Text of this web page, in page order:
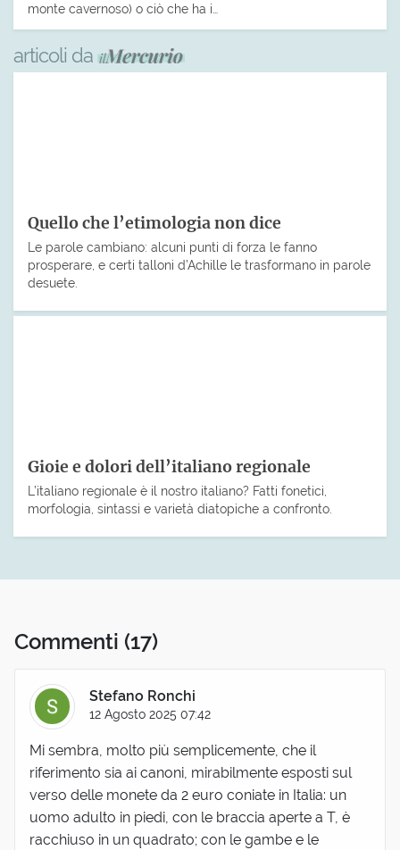
monte cavernoso) o ciò che ha i…
articoli da
Quello che l’etimologia non dice
Le parole cambiano: alcuni punti di forza le fanno
prosperare, e certi talloni d’Achille le trasformano in parole
desuete.
Gioie e dolori dell’italiano regionale
L’italiano regionale è il nostro italiano? Fatti fonetici,
morfologia, sintassi e varietà diatopiche a confronto.
Commenti (17)
Stefano Ronchi
12 Agosto 2025 07:42
Mi sembra, molto più semplicemente, che il
riferimento sia ai canoni, mirabilmente esposti sul
verso delle monete da 2 euro coniate in Italia: un
uomo adulto in piedi, con le braccia aperte a T, è
racchiuso in un quadrato; con le gambe e le